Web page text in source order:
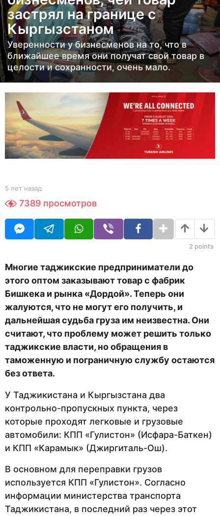
з
а
д
5
л
т
а
з
а
д
застрял на границе с
Кыргызстаном
Уверенности у бизнесменов на то, что в
ближайшее время они получат свой товар в
целости и сохранности, очень мало.
b
Y
O
R
5 лет назад
е
н
7389 просмотров
2 points
Многие таджикские предприниматели до
этого оптом заказывают товар с фабрик
Бишкека и рынка «Дордой». Теперь они
жалуются, что не могут его получить, и
дальнейшая судьба груза им неизвестна. Они
считают, что проблему может решить только
таджикские власти, но обращения в
таможенную и пограничную службу остаются
без ответа.
У Таджикистана и Кыргызстана два
контрольно-пропускных пункта, через
которые проходят легковые и грузовые
автомобили: КПП «Гулистон» (Исфара-Баткен)
и КПП «Карамык» (Джиргиталь-Ош).
В основном для переправки грузов
используется КПП «Гулистон». Согласно
информации министерства транспорта
Таджикистана, в последний раз через этот